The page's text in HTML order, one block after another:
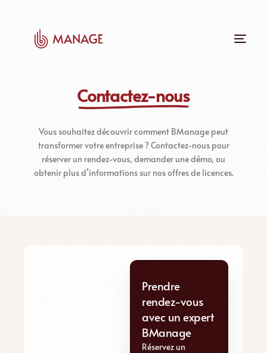
Contactez-nous
Vous souhaitez découvrir comment BManage peut
transformer votre entreprise ? Contactez-nous pour
réserver un rendez-vous, demander une démo, ou
obtenir plus d’informations sur nos offres de licences.
Prendre
rendez-vous
avec un expert
BManage
Réservez un